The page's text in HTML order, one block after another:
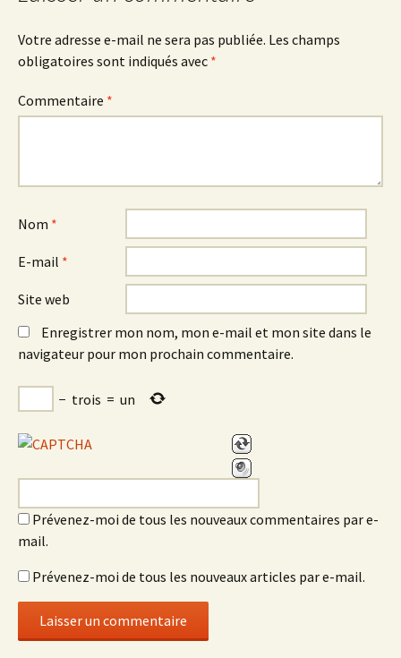
Votre adresse e-mail ne sera pas publiée. Les champs
obligatoires sont indiqués avec *
Commentaire *
Nom *
E-mail *
Site web
Enregistrer mon nom, mon e-mail et mon site dans le
navigateur pour mon prochain commentaire.
− trois = un
Prévenez-moi de tous les nouveaux commentaires par e-
mail.
Prévenez-moi de tous les nouveaux articles par e-mail.